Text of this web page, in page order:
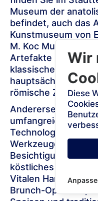
Museum der
befindet, auch das
Kunstmuseum von
M. Koc Museum.
Artefakte und
klassischen Zeit
hauptsächlich auf
römische Zeit.
Andererseits ist das
umfangreiches
Werkzeugen und
Besichtigung der
köstliches
Vitalen Han Kafe &
Brunch-Optionen,
Wir
Diese